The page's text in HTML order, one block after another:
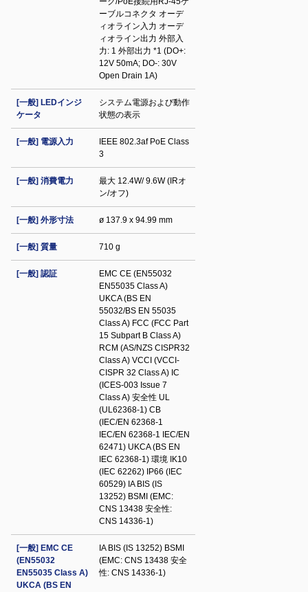
ーブルコネクタ オーデ
ィオライン入力 オーデ
ィオライン出力 外部入
力: 1 外部出力 *1 (DO+:
12V 50mA; DO-: 30V
Open Drain 1A)
[一般] LEDインジ
ケータ
システム電源および動作
状態の表示
[一般] 電源入力
IEEE 802.3af PoE Class
3
[一般] 消費電力
最大 12.4W/ 9.6W (IRオ
ン/オフ)
[一般] 外形寸法 ø 137.9 x 94.99 mm
[一般] 質量 710 g
[一般] 認証
EMC CE (EN55032
EN55035 Class A)
UKCA (BS EN
55032/BS EN 55035
Class A) FCC (FCC Part
15 Subpart B Class A)
RCM (AS/NZS CISPR32
Class A) VCCI (VCCI-
CISPR 32 Class A) IC
(ICES-003 Issue 7
Class A) 安全性 UL
(UL62368-1) CB
(IEC/EN 62368-1
IEC/EN 62368-1 IEC/EN
62471) UKCA (BS EN
IEC 62368-1) 環境 IK10
(IEC 62262) IP66 (IEC
60529) IA BIS (IS
13252) BSMI (EMC:
CNS 13438 安全性:
CNS 14336-1)
[一般] EMC CE
(EN55032
EN55035 Class A)
UKCA (BS EN
IA BIS (IS 13252) BSMI
(EMC: CNS 13438 安全
性: CNS 14336-1)